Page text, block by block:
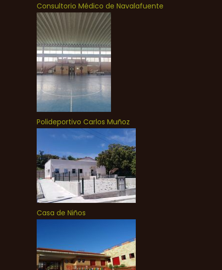
Consultorio Médico de Navalafuente
Polideportivo Carlos Muñoz
Casa de Niños